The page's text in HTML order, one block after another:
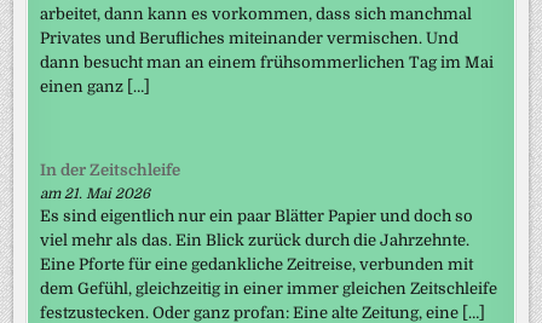
arbeitet, dann kann es vorkommen, dass sich manchmal
Privates und Berufliches miteinander vermischen. Und
dann besucht man an einem frühsommerlichen Tag im Mai
einen ganz […]
In der Zeitschleife
am 21. Mai 2026
Es sind eigentlich nur ein paar Blätter Papier und doch so
viel mehr als das. Ein Blick zurück durch die Jahrzehnte.
Eine Pforte für eine gedankliche Zeitreise, verbunden mit
dem Gefühl, gleichzeitig in einer immer gleichen Zeitschleife
festzustecken. Oder ganz profan: Eine alte Zeitung, eine […]